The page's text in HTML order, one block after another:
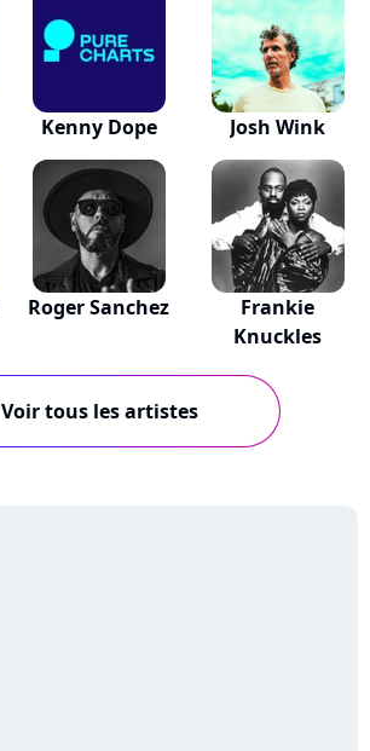
Kenny Dope Josh Wink
Roger Sanchez
Frankie
Knuckles
Voir tous les artistes